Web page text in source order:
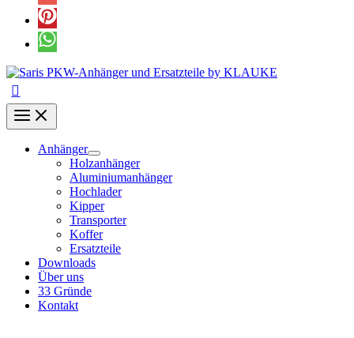
Anhänger
Holzanhänger
Aluminiumanhänger
Hochlader
Kipper
Transporter
Koffer
Ersatzteile
Downloads
Über uns
33 Gründe
Kontakt